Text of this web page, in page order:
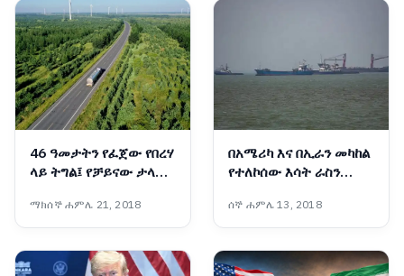
46 ዓመታትን የፈጀው የበረሃ
ላይ ትግል፤ የቻይናው ታላቁ
ስኬት
ማክሰኞ ሐምሌ 21, 2018
በአሜሪካ እና በኢራን መካከል
የተለኮሰው እሳት ራስን
ዓለም አቀፍ ተቋማት ጠየቁ
ሰኞ ሐምሌ 13, 2018